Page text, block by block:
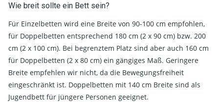
Wie breit sollte ein Bett sein?
Für Einzelbetten wird eine Breite von 90-100 cm empfohlen,
für Doppelbetten entsprechend 180 cm (2 x 90 cm) bzw. 200
cm (2 x 100 cm). Bei begrenztem Platz sind aber auch 160 cm
für Doppelbetten (2 x 80 cm) ein gängiges Maß. Geringere
Breite empfehlen wir nicht, da die Bewegungsfreiheit
eingeschränkt ist. Doppelbetten mit 140 cm Breite sind als
Jugendbett für jüngere Personen geeignet.